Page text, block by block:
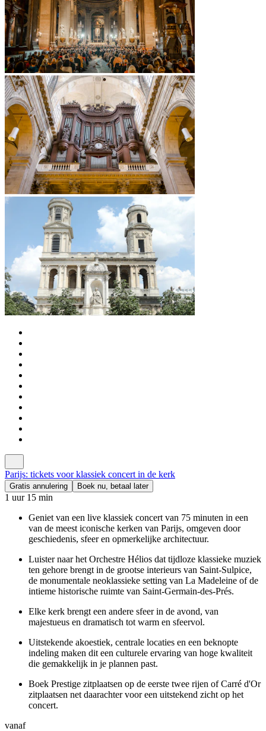
Parijs: tickets voor klassiek concert in de kerk
Gratis annulering Boek nu, betaal later
1 uur 15 min
Geniet van een live klassiek concert van 75 minuten in een
van de meest iconische kerken van Parijs, omgeven door
geschiedenis, sfeer en opmerkelijke architectuur.
Luister naar het Orchestre Hélios dat tijdloze klassieke muziek
ten gehore brengt in de grootse interieurs van Saint-Sulpice,
de monumentale neoklassieke setting van La Madeleine of de
intieme historische ruimte van Saint-Germain-des-Prés.
Elke kerk brengt een andere sfeer in de avond, van
majestueus en dramatisch tot warm en sfeervol.
Uitstekende akoestiek, centrale locaties en een beknopte
indeling maken dit een culturele ervaring van hoge kwaliteit
die gemakkelijk in je plannen past.
Boek Prestige zitplaatsen op de eerste twee rijen of Carré d'Or
zitplaatsen net daarachter voor een uitstekend zicht op het
concert.
vanaf